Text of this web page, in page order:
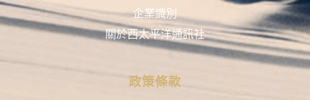
企業識別
關於西太平洋通訊社
政策條款